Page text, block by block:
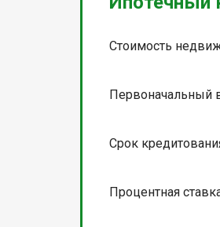
Стоимость
Первоначальный
Срок
Процентная